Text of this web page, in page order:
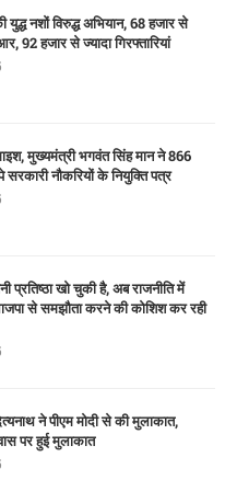
युद्ध नशों विरुद्ध अभियान, 68 हजार से
हजार से ज्यादा गिरफ्तारियां
मुख्यमंत्री भगवंत सिंह मान ने 866
सरकारी नौकरियों के नियुक्ति पत्र
प्रतिष्ठा खो चुकी है, अब राजनीति में
से समझौता करने की कोशिश कर रही
ने पीएम मोदी से की मुलाकात,
पर हुई मुलाकात